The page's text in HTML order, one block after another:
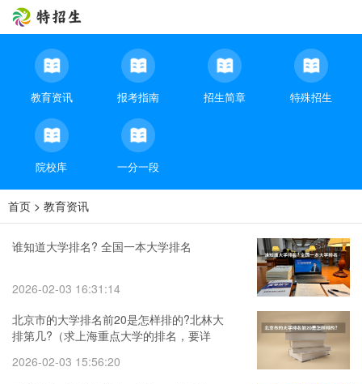
教育资讯 报考指南 招生简章 特殊招生
院校库 一分一段
首页 > 教育资讯
谁知道大学排名? 全国一本大学排名
2026-02-03 16:31:14
北京市的大学排名前20是怎样排的?北林大
排第几?（求上海重点大学的排名，要详
2026-02-03 15:56:20